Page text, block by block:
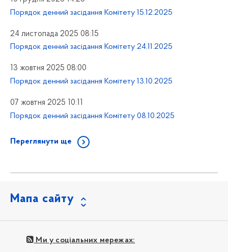
Порядок денний засідання Комітету 15.12.2025
24 листопада 2025 08:15
Порядок денний засідання Комітету 24.11.2025
13 жовтня 2025 08:00
Порядок денний засідання Комітету 13.10.2025
07 жовтня 2025 10:11
Порядок денний засідання Комітету 08.10.2025
Переглянути ще
Мапа сайту
Ми у соціальних мережах: